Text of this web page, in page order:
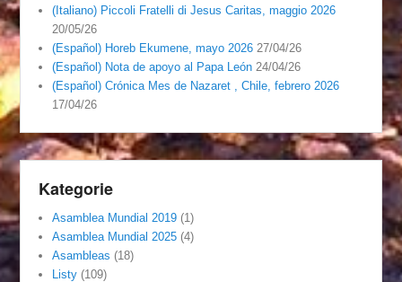
(Italiano) Piccoli Fratelli di Jesus Caritas, maggio 2026
20/05/26
(Español) Horeb Ekumene, mayo 2026 27/04/26
(Español) Nota de apoyo al Papa León 24/04/26
(Español) Crónica Mes de Nazaret , Chile, febrero 2026
17/04/26
Kategorie
Asamblea Mundial 2019 (1)
Asamblea Mundial 2025 (4)
Asambleas (18)
Listy (109)